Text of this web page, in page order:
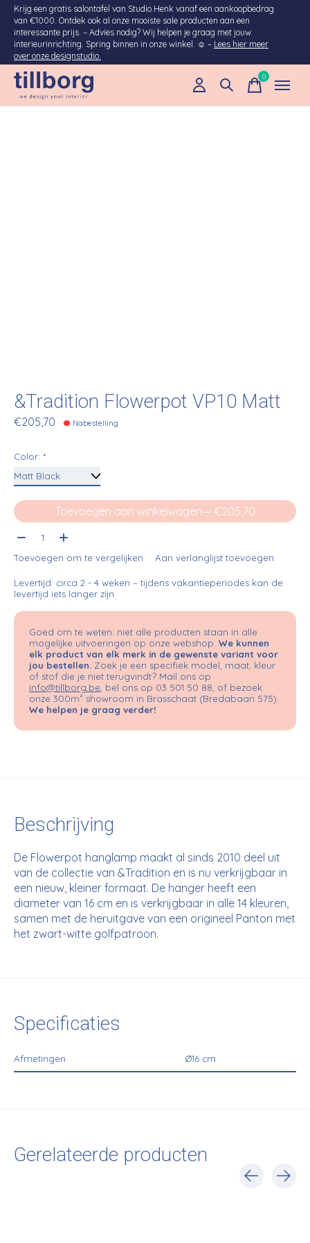
Krijg een gratis salontafel van Studio Henk vanaf een aankoopbedrag
van €1000. Ontdek ook al onze mooiste sale producten aan een
interessante prijs. – Advies nodig? Wij helpen je graag met jouw
interieurinrichting. Spring binnen in onze winkel. ☺ – Lees hier meer
over onze designstudio.
0items
&Tradition Flowerpot VP10 Matt
€205,70 Nabestelling
Color: *
Toevoegen aan winkelwagen
— €205,70
Aantal:
Toevoegen om te vergelijken Aan verlanglijst toevoegen
Levertijd: circa 2 - 4 weken – tijdens vakantieperiodes kan de
levertijd iets langer zijn
Goed om te weten: niet alle producten staan in alle
mogelijke uitvoeringen op onze webshop. We kunnen
elk product van elk merk in de gewenste variant voor
jou bestellen. Zoek je een specifiek model, maat, kleur
of stof die je niet terugvindt? Mail ons op
info@tillborg.be , bel ons op 03 501 50 88, of bezoek
onze 300m² showroom in Brasschaat (Bredabaan 575).
We helpen je graag verder!
Beschrijving
De Flowerpot hanglamp maakt al sinds 2010 deel uit
van de collectie van &Tradition en is nu verkrijgbaar in
een nieuw, kleiner formaat. De hanger heeft een
diameter van 16 cm en is verkrijgbaar in alle 14 kleuren,
samen met de heruitgave van een origineel Panton met
het zwart-witte golfpatroon.
Specificaties
Afmetingen Ø16 cm
Gerelateerde producten